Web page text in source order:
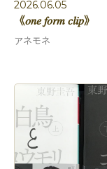
2026.06.05
《𝑜𝑛𝑒 𝑓𝑜𝑟𝑚 𝑐𝑙𝑖𝑝》
アネモネ